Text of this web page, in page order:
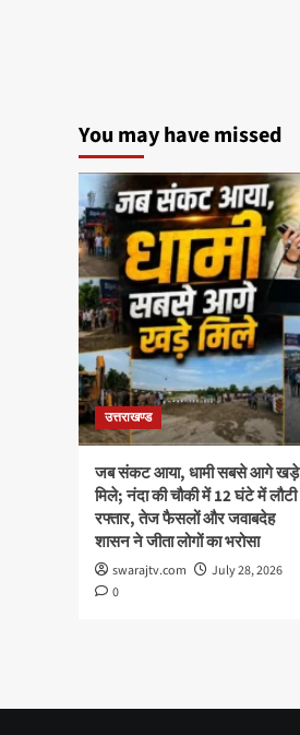
You may have missed
उत्तराखण्ड
जब संकट आया, धामी सबसे आगे खड़े
मिले; नंदा की चौकी में 12 घंटे में लौटी
रफ्तार, तेज फैसलों और जवाबदेह
शासन ने जीता लोगों का भरोसा
swarajtv.com
July 28, 2026
0